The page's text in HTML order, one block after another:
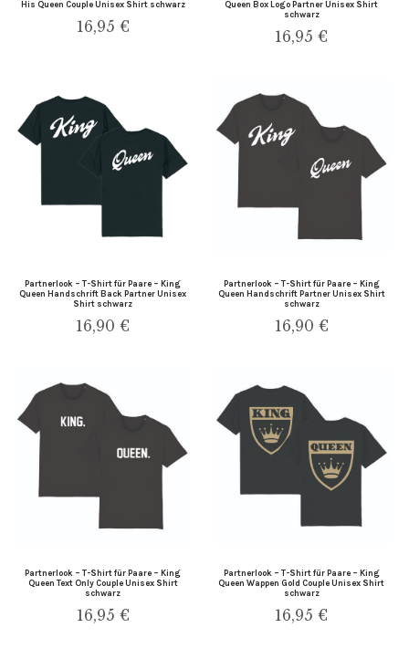
His Queen Couple Unisex Shirt schwarz
16,95 €
Queen Box Logo Partner Unisex Shirt
schwarz
16,95€
Partnerlook – T-Shirt für Paare – King
Queen Handschrift Back Partner Unisex
Shirt schwarz
16,90€
Partnerlook – T-Shirt für Paare – King
Queen Handschrift Partner Unisex Shirt
schwarz
16,90 €
Partnerlook – T-Shirt für Paare – King
Queen Text Only Couple Unisex Shirt
schwarz
16,95 €
Partnerlook – T-Shirt für Paare – King
Queen Wappen Gold Couple Unisex Shirt
schwarz
16,95€